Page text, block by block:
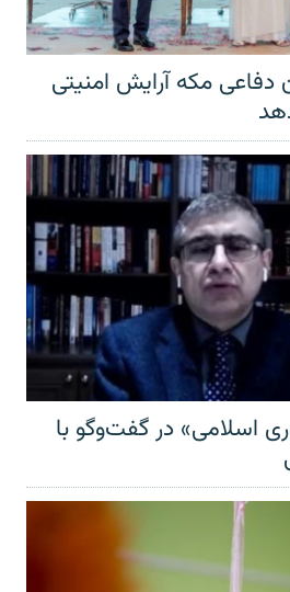
مکه آرایش امنیتی
اسلامی» در گفت‌وگو با